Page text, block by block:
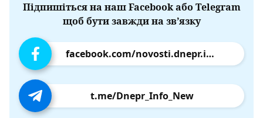
Підпишіться на наш Facebook або Telegram
щоб бути завжди на зв’язку
facebook.com/novosti.dnepr.info
t.me/Dnepr_Info_New